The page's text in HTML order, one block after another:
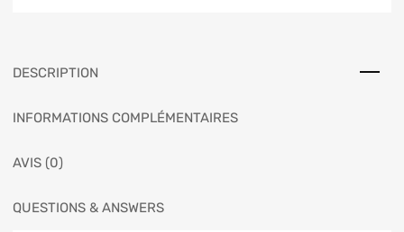
DESCRIPTION
INFORMATIONS COMPLÉMENTAIRES
AVIS (0)
QUESTIONS & ANSWERS